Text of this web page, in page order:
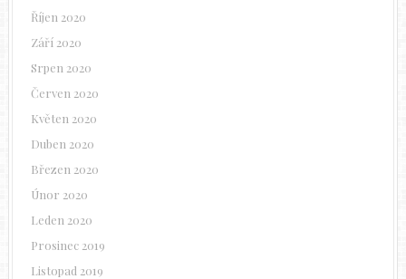
Říjen 2020
Září 2020
Srpen 2020
Červen 2020
Květen 2020
Duben 2020
Březen 2020
Únor 2020
Leden 2020
Prosinec 2019
Listopad 2019